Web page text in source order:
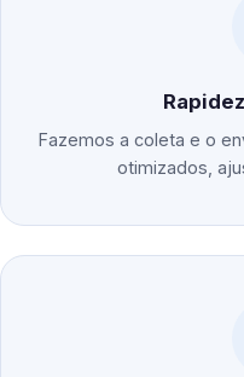
Fazemos a coleta e o
otimizados,